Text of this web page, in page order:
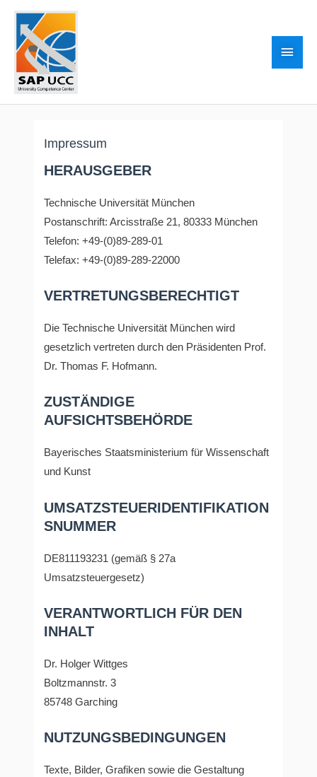
content
Menu
Impressum
HERAUSGEBER
Technische Universität München
Postanschrift: Arcisstraße 21, 80333 München
Telefon: +49-(0)89-289-01
Telefax: +49-(0)89-289-22000
VERTRETUNGSBERECHTIGT
Die Technische Universität München wird
gesetzlich vertreten durch den Präsidenten Prof.
Dr. Thomas F. Hofmann.
ZUSTÄNDIGE
AUFSICHTSBEHÖRDE
Bayerisches Staatsministerium für Wissenschaft
und Kunst
UMSATZSTEUERIDENTIFIKATION
SNUMMER
DE811193231 (gemäß § 27a
Umsatzsteuergesetz)
VERANTWORTLICH FÜR DEN
INHALT
Dr. Holger Wittges
Boltzmannstr. 3
85748 Garching
NUTZUNGSBEDINGUNGEN
Texte, Bilder, Grafiken sowie die Gestaltung